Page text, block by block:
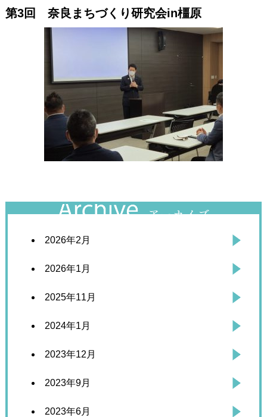
第3回 奈良まちづくり研究会in橿原
2026年2月
2026年1月
2025年11月
2024年1月
2023年12月
2023年9月
2023年6月